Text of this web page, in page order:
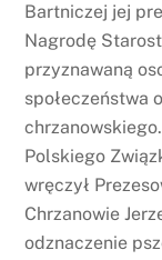
Bartniczej jej
Nagrodę
przyznawaną
społeczeństwa
Polskiego
wręczył
Chrzanowie
odznaczenie